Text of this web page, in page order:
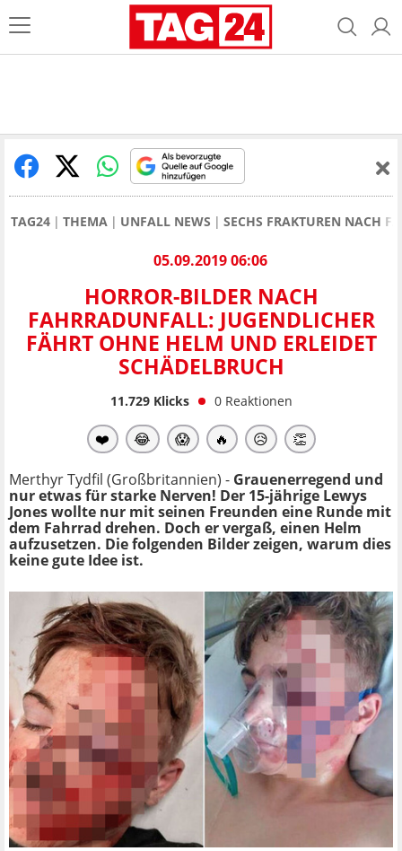
TAG24 THEMA UNFALL NEWS SECHS FRAKTUREN NACH
05.09.2019 06:06
HORROR-BILDER NACH
FAHRRADUNFALL: JUGENDLICHER
FÄHRT OHNE HELM UND ERLEIDET
SCHÄDELBRUCH
11.729Klicks 0 Reaktionen
❤️ 😂 😱 🔥 😥 👏
Merthyr Tydfil (Großbritannien) - Grauenerregend und
nur etwas für starke Nerven! Der 15-jährige Lewys
Jones wollte nur mit seinen Freunden eine Runde mit
dem Fahrrad drehen. Doch er vergaß, einen Helm
aufzusetzen. Die folgenden Bilder zeigen, warum dies
keine gute Idee ist.